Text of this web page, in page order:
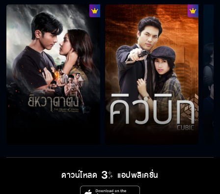
ดาวน์โหลด แอปพลิเคชั่น